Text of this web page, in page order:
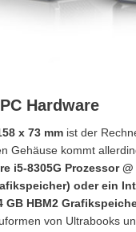
Hardware
x 73 mm ist der
Gehäuse kommt
i5-8305G Prozessor
oder ein
GB HBM2
von Ultrabooks